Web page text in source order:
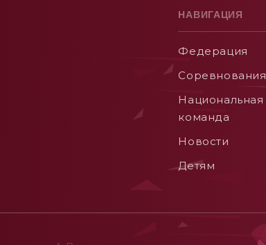
НАВИГАЦИЯ
Федерация
Соревнования
Национальная
команда
Новости
Детям